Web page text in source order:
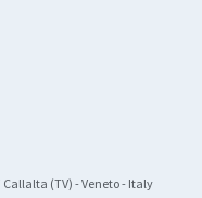
Callalta (TV) - Veneto - Italy